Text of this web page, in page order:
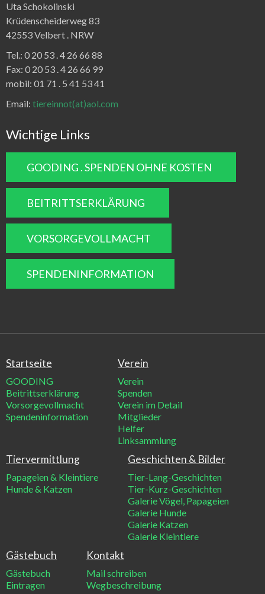
Uta Schokolinski
Krüdenscheiderweg 83
42553 Velbert . NRW
Tel.: 0 20 53 . 4 26 66 88
Fax: 0 20 53 . 4 26 66 99
mobil: 01 71 . 5 41 53 41
Email: tiereinnot(at)aol.com
Wichtige Links
GOODING . SPENDEN OHNE KOSTEN
BEITRITTSERKLÄRUNG
VORSORGEVOLLMACHT
SPENDENINFORMATION
Startseite
GOODING
Beitrittserklärung
Vorsorgevollmacht
Spendeninformation
Verein
Verein
Spenden
Verein im Detail
Mitglieder
Helfer
Linksammlung
Tiervermittlung
Papageien & Kleintiere
Hunde & Katzen
Geschichten & Bilder
Tier-Lang-Geschichten
Tier-Kurz-Geschichten
Galerie Vögel, Papageien
Galerie Hunde
Galerie Katzen
Galerie Kleintiere
Gästebuch
Gästebuch
Eintragen
Kontakt
Mail schreiben
Wegbeschreibung